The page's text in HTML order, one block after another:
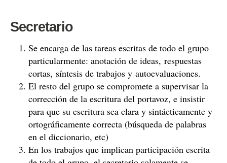
Secretario
Se encarga de las tareas escritas de todo el grupo
particularmente: anotación de ideas, respuestas
cortas, síntesis de trabajos y autoevaluaciones.
El resto del grupo se compromete a supervisar la
corrección de la escritura del portavoz, e insistir
para que su escritura sea clara y sintácticamente y
ortográficamente correcta (búsqueda de palabras
en el diccionario, etc)
En los trabajos que implican participación escrita